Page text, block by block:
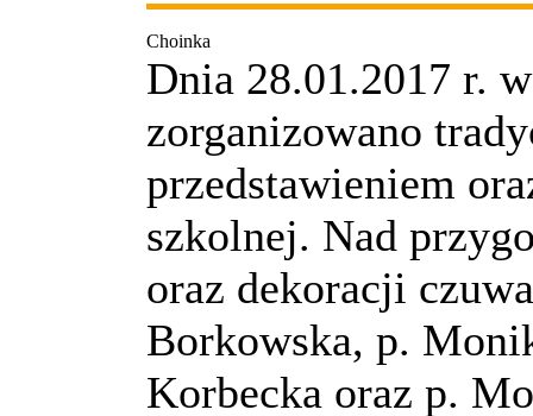
Choinka
Dnia 28.01.2017 r.
zorganizowano
przedstawieniem
szkolnej. Nad
oraz dekoracji
Borkowska, p.
Korbecka oraz p.